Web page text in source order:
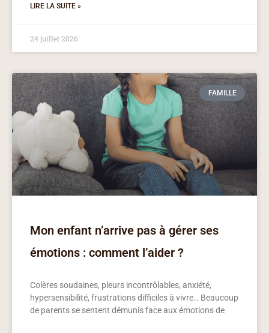
LIRE LA SUITE »
24 juillet 2026
FAMILLE
Mon enfant n’arrive pas à gérer ses
émotions : comment l’aider ?
Colères soudaines, pleurs incontrôlables, anxiété,
hypersensibilité, frustrations difficiles à vivre… Beaucoup
de parents se sentent démunis face aux émotions de